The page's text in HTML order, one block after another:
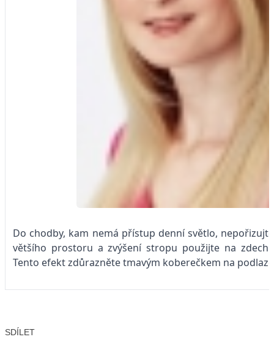
Do chodby, kam nemá přístup denní světlo,
většího prostoru a zvýšení stropu použijte na zdech
Tento efekt zdůrazněte tmavým koberečkem na
SDÍLET